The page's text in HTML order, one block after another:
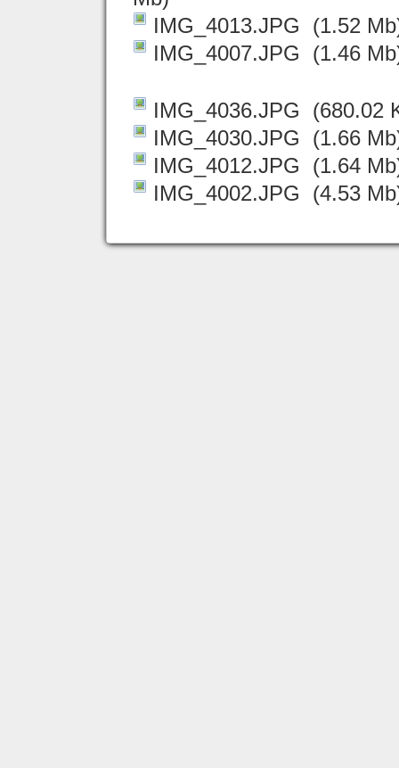
IMG_4013.JPG
(1.52
IMG_4007.JPG
(1.46
IMG_4036.JPG
(680.02
IMG_4030.JPG
(1.66
IMG_4012.JPG
(1.64
IMG_4002.JPG
(4.53